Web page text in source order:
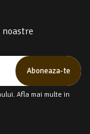
Afla mai multe in